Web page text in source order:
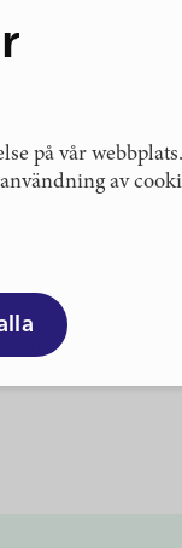
på vår webbplats.
av